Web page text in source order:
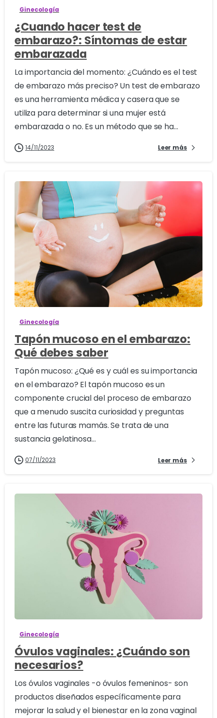
Ginecología
¿Cuando hacer test de
embarazo?: Síntomas de estar
embarazada
La importancia del momento: ¿Cuándo es el test
de embarazo más preciso? Un test de embarazo
es una herramienta médica y casera que se
utiliza para determinar si una mujer está
embarazada o no. Es un método que se ha...
14/11/2023 Leer más
1
Ginecología
Tapón mucoso en el embarazo:
Qué debes saber
Tapón mucoso: ¿Qué es y cuál es su importancia
en el embarazo? El tapón mucoso es un
componente crucial del proceso de embarazo
que a menudo suscita curiosidad y preguntas
entre las futuras mamás. Se trata de una
sustancia gelatinosa...
07/11/2023 Leer más
Ginecología
Óvulos vaginales: ¿Cuándo son
necesarios?
Los óvulos vaginales -o óvulos femeninos- son
productos diseñados específicamente para
mejorar la salud y el bienestar en la zona vaginal